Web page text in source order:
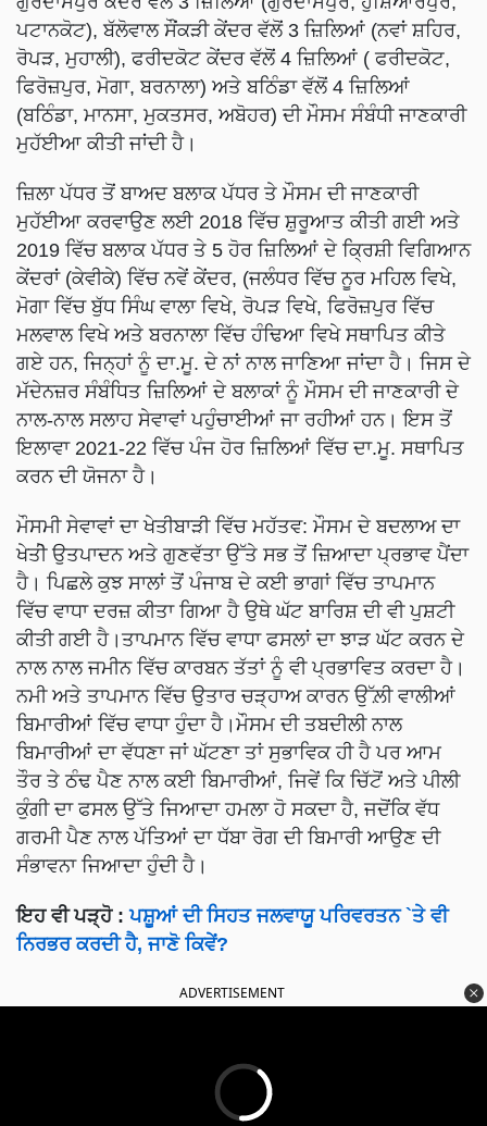
ਪਟਾਨਕੋਟ), ਬੱਲੋਵਾਲ ਸੌਂਕੜੀ ਕੇਂਦਰ ਵੱਲੋਂ 3 ਜ਼ਿਲਿਆਂ (ਨਵਾਂ ਸ਼ਹਿਰ,
ਰੋਪੜ, ਮੁਹਾਲੀ), ਫਰੀਦਕੋਟ ਕੇਂਦਰ ਵੱਲੋਂ 4 ਜ਼ਿਲਿਆਂ ( ਫਰੀਦਕੋਟ,
ਫਿਰੋਜ਼ਪੁਰ, ਮੋਗਾ, ਬਰਨਾਲਾ) ਅਤੇ ਬਠਿੰਡਾ ਵੱਲੋਂ 4 ਜ਼ਿਲਿਆਂ
(ਬਠਿੰਡਾ, ਮਾਨਸਾ, ਮੁਕਤਸਰ, ਅਬੋਹਰ) ਦੀ ਮੌਸਮ ਸੰਬੰਧੀ ਜਾਣਕਾਰੀ
ਮੁਹੱਈਆ ਕੀਤੀ ਜਾਂਦੀ ਹੈ।
ਜ਼ਿਲਾ ਪੱਧਰ ਤੋਂ ਬਾਅਦ ਬਲਾਕ ਪੱਧਰ ਤੇ ਮੌਸਮ ਦੀ ਜਾਣਕਾਰੀ
ਮੁਹੱਈਆ ਕਰਵਾਉਣ ਲਈ 2018 ਵਿੱਚ ਸ਼ੁਰੂਆਤ ਕੀਤੀ ਗਈ ਅਤੇ
2019 ਵਿੱਚ ਬਲਾਕ ਪੱਧਰ ਤੇ 5 ਹੋਰ ਜ਼ਿਲਿਆਂ ਦੇ ਕ੍ਰਿਸ਼ੀ ਵਿਗਿਆਨ
ਕੇਂਦਰਾਂ (ਕੇਵੀਕੇ) ਵਿੱਚ ਨਵੇਂ ਕੇਂਦਰ, (ਜਲੰਧਰ ਵਿੱਚ ਨੂਰ ਮਹਿਲ ਵਿਖੇ,
ਮੋਗਾ ਵਿੱਚ ਬੁੱਧ ਸਿੰਘ ਵਾਲਾ ਵਿਖੇ, ਰੋਪੜ ਵਿਖੇ, ਫਿਰੋਜ਼ਪੁਰ ਵਿੱਚ
ਮਲਵਾਲ ਵਿਖੇ ਅਤੇ ਬਰਨਾਲਾ ਵਿੱਚ ਹੰਢਿਆ ਵਿਖੇ ਸਥਾਪਿਤ ਕੀਤੇ
ਗਏ ਹਨ, ਜਿਨ੍ਹਾਂ ਨੂੰ ਦਾ.ਮੂ. ਦੇ ਨਾਂ ਨਾਲ ਜਾਣਿਆ ਜਾਂਦਾ ਹੈ। ਜਿਸ ਦੇ
ਮੱਦੇਨਜ਼ਰ ਸੰਬੰਧਿਤ ਜ਼ਿਲਿਆਂ ਦੇ ਬਲਾਕਾਂ ਨੂੰ ਮੌਸਮ ਦੀ ਜਾਣਕਾਰੀ ਦੇ
ਨਾਲ-ਨਾਲ ਸਲਾਹ ਸੇਵਾਵਾਂ ਪਹੁੰਚਾਈਆਂ ਜਾ ਰਹੀਆਂ ਹਨ। ਇਸ ਤੋਂ
ਇਲਾਵਾ 2021-22 ਵਿੱਚ ਪੰਜ ਹੋਰ ਜ਼ਿਲਿਆਂ ਵਿੱਚ ਦਾ.ਮੂ. ਸਥਾਪਿਤ
ਕਰਨ ਦੀ ਯੋਜਨਾ ਹੈ।
ਮੌਸਮੀ ਸੇਵਾਵਾਂ ਦਾ ਖੇਤੀਬਾੜੀ ਵਿੱਚ ਮਹੱਤਵ: ਮੌਸਮ ਦੇ ਬਦਲਾਅ ਦਾ
ਖੇਤੀੇ ਉਤਪਾਦਨ ਅਤੇ ਗੁਣਵੱਤਾ ਉੱਤੇ ਸਭ ਤੋਂ ਜ਼ਿਆਦਾ ਪ੍ਰਭਾਵ ਪੈਂਦਾ
ਹੈ। ਪਿਛਲੇ ਕੁਝ ਸਾਲਾਂ ਤੋਂ ਪੰਜਾਬ ਦੇ ਕਈ ਭਾਗਾਂ ਵਿੱਚ ਤਾਪਮਾਨ
ਵਿੱਚ ਵਾਧਾ ਦਰਜ਼ ਕੀਤਾ ਗਿਆ ਹੈ ਉਥੇ ਘੱਟ ਬਾਰਿਸ਼ ਦੀ ਵੀ ਪੁਸ਼ਟੀ
ਕੀਤੀ ਗਈ ਹੈ।ਤਾਪਮਾਨ ਵਿੱਚ ਵਾਧਾ ਫਸਲਾਂ ਦਾ ਝਾੜ ਘੱਟ ਕਰਨ ਦੇ
ਨਾਲ ਨਾਲ ਜਮੀਨ ਵਿੱਚ ਕਾਰਬਨ ਤੱਤਾਂ ਨੂੰ ਵੀ ਪ੍ਰਭਾਵਿਤ ਕਰਦਾ ਹੈ।
ਨਮੀ ਅਤੇ ਤਾਪਮਾਨ ਵਿੱਚ ਉਤਾਰ ਚੜ੍ਹਾਅ ਕਾਰਨ ਉੱਲ਼ੀ ਵਾਲੀਆਂ
ਬਿਮਾਰੀਆਂ ਵਿੱਚ ਵਾਧਾ ਹੁੰਦਾ ਹੈ।ਮੌਸਮ ਦੀ ਤਬਦੀਲੀ ਨਾਲ
ਬਿਮਾਰੀਆਂ ਦਾ ਵੱਧਣਾ ਜਾਂ ਘੱਟਣਾ ਤਾਂ ਸੁਭਾਵਿਕ ਹੀ ਹੈ ਪਰ ਆਮ
ਤੌਰ ਤੇ ਠੰਢ ਪੈਣ ਨਾਲ ਕਈ ਬਿਮਾਰੀਆਂ, ਜਿਵੇਂ ਕਿ ਚਿੱਟੋਂ ਅਤੇ ਪੀਲੀ
ਕੁੰਗੀ ਦਾ ਫਸਲ ਉੱਤੇ ਜਿਆਦਾ ਹਮਲਾ ਹੋ ਸਕਦਾ ਹੈ, ਜਦੋਂਕਿ ਵੱਧ
ਗਰਮੀ ਪੈਣ ਨਾਲ ਪੱਤਿਆਂ ਦਾ ਧੱਬਾ ਰੋਗ ਦੀ ਬਿਮਾਰੀ ਆਉਣ ਦੀ
ਸੰਭਾਵਨਾ ਜਿਆਦਾ ਹੁੰਦੀ ਹੈ।
ਇਹ ਵੀ ਪੜ੍ਹੋ :ਪਸ਼ੂਆਂ ਦੀ ਸਿਹਤ ਜਲਵਾਯੂ ਪਰਿਵਰਤਨ `ਤੇ ਵੀ
ਨਿਰਭਰ ਕਰਦੀ ਹੈ, ਜਾਣੋ ਕਿਵੇਂ?
ADVERTISEMENT